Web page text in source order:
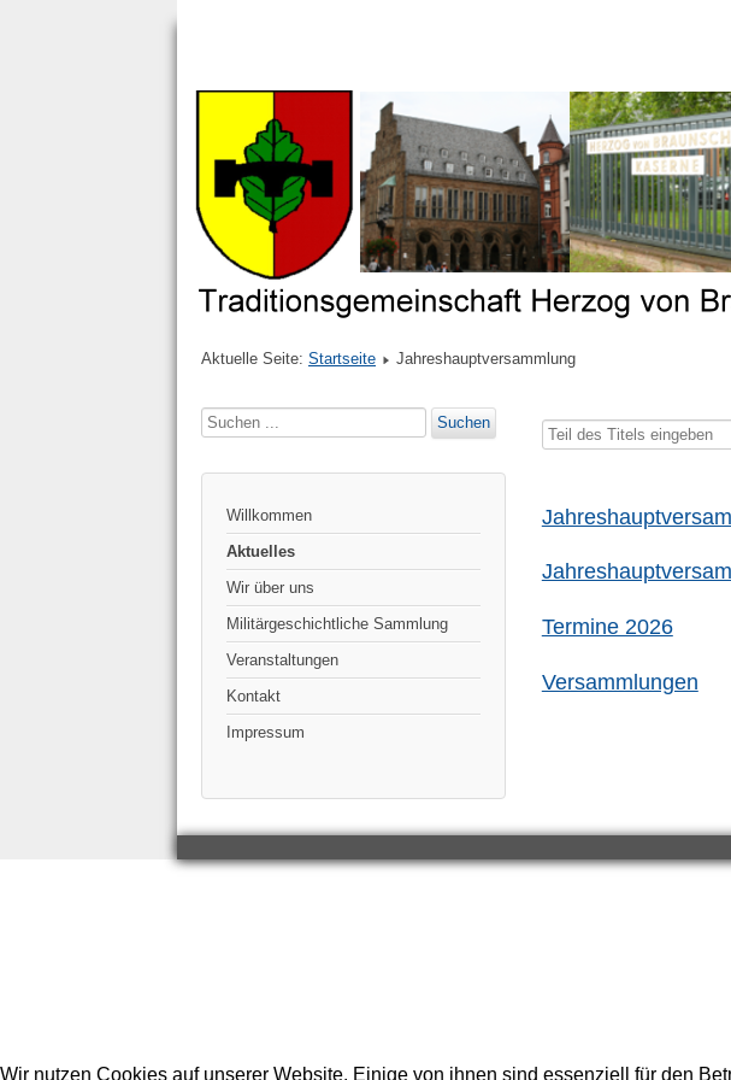
Aktuelle Seite: Startseite Jahreshauptversammlung
Suchen
Suchen
Willkommen
Aktuelles
Wir über uns
Militärgeschichtliche Sammlung
Veranstaltungen
Kontakt
Impressum
Teil
eingeben
Termine 2026
Versammlungen
Wir nutzen Cookies auf unserer Website. Einige von ihnen sind essenziell für den